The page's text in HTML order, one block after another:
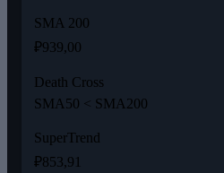
SMA 200
₽939,00
Death Cross
SMA50 < SMA200
SuperTrend
₽853,91